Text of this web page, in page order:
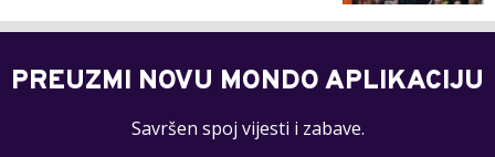
PREUZMI NOVU MONDO APLIKACIJU
Savršen spoj vijesti i zabave.